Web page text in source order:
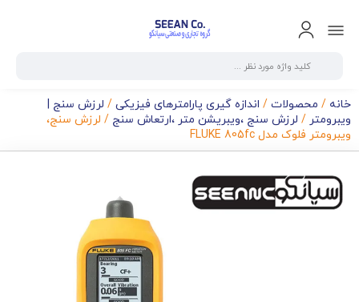
خانه / محصولات / اندازه گیری پارامترهای فیزیکی / لرزش سنج |
ویبرومتر / لرزش سنج ،ویبریشن متر ،ارتعاش سنج / لرزش سنج،
ویبرومتر فلوک مدل FLUKE 805fc